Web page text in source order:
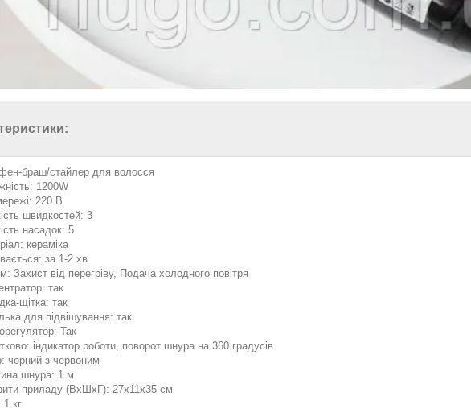
браш/стайлер для волосся
1200W
220 В
швидкостей: 3
насадок: 5
кераміка
за 1-2 хв
Захист від перегріву, Подача холодного повітря
так
щітка: так
для підвішування: так
Так
індикатор роботи, поворот шнура на 360 градусів
чорний з червоним
шнура: 1 м
приладу (ВхШхГ): 27х11х35 см
1 кг